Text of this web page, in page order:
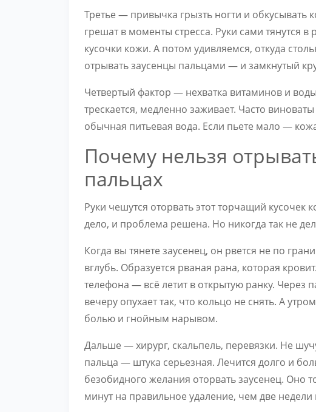
Третье — привычка грызть ногти и обкусывать
грешат в моменты стресса. Руки сами тянутся
кусочки кожи. А потом удивляемся, откуда
отрывать заусенцы пальцами — и замкнутый
Четвертый фактор — нехватка витаминов и
трескается, медленно заживает. Часто
обычная питьевая вода. Если пьете мало —
Почему нельзя
пальцах
Руки чешутся оторвать этот торчащий
дело, и проблема решена. Но никогда так не
Когда вы тянете заусенец, он рвется не по
вглубь. Образуется рваная рана, которая
телефона — всё летит в открытую ранку. Через
вечеру опухает так, что кольцо не снять. А
болью и гнойным нарывом.
Дальше — хирург, скальпель, перевязки. Не
пальца — штука серьезная. Лечится долго и
безобидного желания оторвать заусенец. Оно
минут на правильное удаление, чем две недели